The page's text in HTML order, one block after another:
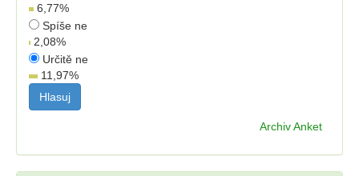
6,77%
Spíše ne
2,08%
Určitě ne
11,97%
Archiv Anket